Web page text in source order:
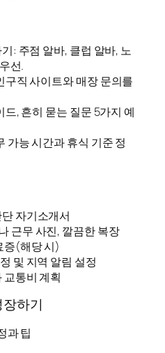
: 주점 알바, 클럽 알바, 노
선.
구직 사이트와 매장 문의를
드, 흔히 묻는 질문 5가지 예
가능 시간과 휴식 기준 정
자기소개서
근무 사진, 깔끔한 복장
증(해당 시)
및 지역 알림 설정
교통비 계획
하기
과 팁